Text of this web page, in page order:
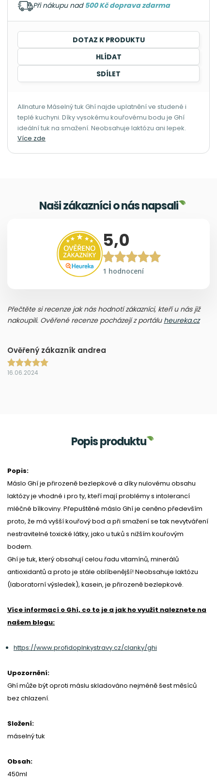
Při nákupu nad 500 Kč doprava zdarma
DOTAZ K PRODUKTU
HLÍDAT
SDÍLET
Allnature Máselný tuk Ghí najde uplatnění ve studené i
teplé kuchyni. Díky vysokému kouřovému bodu je Ghí
ideální tuk na smažení. Neobsahuje laktózu ani lepek.
Více zde
Naši zákazníci o nás napsali
5,0
1 hodnocení
Přečtěte si recenze jak nás hodnotí zákazníci, kteří u nás již
nakoupili. Ověřené recenze pocházejí z portálu heureka.cz
Ověřený zákazník andrea
16.06.2024
Popis produktu
Popis:
Máslo Ghí je přirozeně bezlepkové a díky nulovému obsahu
laktózy je vhodné i pro ty, kteří mají problémy s intolerancí
mléčné bílkoviny. Přepuštěné máslo Ghí je ceněno především
proto, že má vyšší kouřový bod a při smažení se tak nevytváření
nestravitelné toxické látky, jako u tuků s nižším kouřovým
bodem.
Ghí je tuk, který obsahují celou řadu vitamínů, minerálů
antioxidantů a proto je stále oblíbenější! Neobsahuje laktózu
(laboratorní výsledek), kasein, je přirozeně bezlepkové.
Více informací o Ghí, co to je a jak ho využít naleznete na
našem blogu:
https://www.profidoplnkystravy.cz/clanky/ghi
Upozornění:
Ghí může být oproti máslu skladováno nejméně šest měsíců
bez chlazení.
Složení:
máselný tuk
Obsah:
450ml